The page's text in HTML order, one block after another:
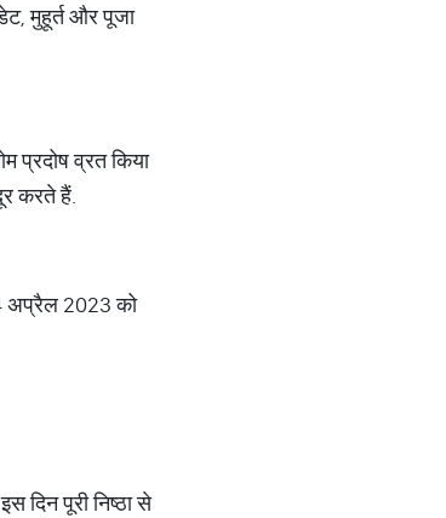
मुहूर्त और पूजा
प्रदोष व्रत किया
करते हैं.
अप्रैल 2023 को
दिन पूरी निष्ठा से